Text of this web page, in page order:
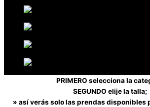
PRIMERO selecciona la
SEGUNDO elije la talla;
» así verás solo las prendas disponibles